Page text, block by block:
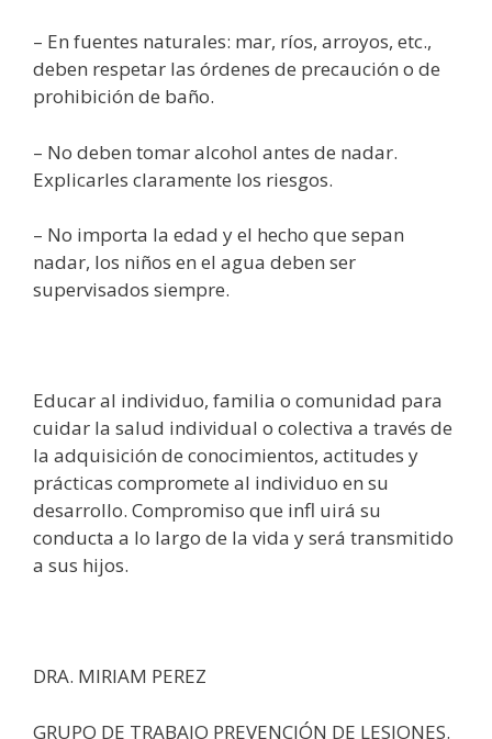
– En fuentes naturales: mar, ríos, arroyos, etc.,
deben respetar las órdenes de precaución o de
prohibición de baño.
– No deben tomar alcohol antes de nadar.
Explicarles claramente los riesgos.
– No importa la edad y el hecho que sepan
nadar, los niños en el agua deben ser
supervisados siempre.
Educar al individuo, familia o comunidad para
cuidar la salud individual o colectiva a través de
la adquisición de conocimientos, actitudes y
prácticas compromete al individuo en su
desarrollo. Compromiso que infl uirá su
conducta a lo largo de la vida y será transmitido
a sus hijos.
DRA. MIRIAM PEREZ
GRUPO DE TRABAJO PREVENCIÓN DE LESIONES.